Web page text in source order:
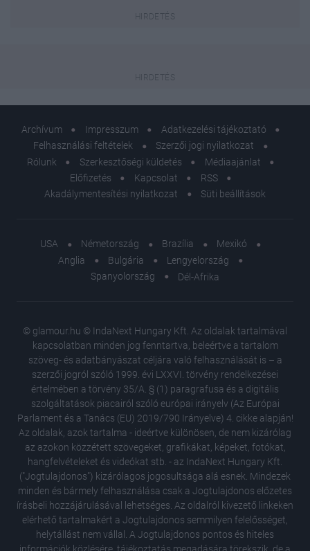
Archívum Impresszum
Adatkezelési tájékoztató
Felhasználási feltételek
Szerzői jogi nyilatkozat
Rólunk
Szerkesztőségi küldetés
Médiaajánlat
Előfizetés
Kapcsolat
RSS
Akadálymentesítési nyilatkozat
Süti beállítások
USA Németország Brazília
Mexikó
Anglia
Bulgária
Lengyelország
Spanyolország
Dél-Afrika
© glamour.hu © IndaNext Hungary Kft. Az oldalak tartalmával
kapcsolatban minden jog fenntartva, beleértve a tartalom
szöveg- és adatbányászat céljára való felhasználását is – a
szerzői jogról szóló 1999. évi LXXVI. törvény rendelkezései
értelmében a törvény 35/A. § (1) paragrafusa és a digitális
szolgáltatások piacairól szóló európai irányelv (Az Európai
Parlament és a Tanács (EU) 2019/790 Irányelve) 4. cikke alapján!
Az oldalak, azok tartalma - ideértve különösen, de nem kizárólag
az azokon közzétett szövegeket, grafikákat, képeket, fotókat,
hangfelvételeket és videókat stb. - az IndaNext Hungary Kft.
("Jogtulajdonos") kizárólagos jogosultsága alá esnek. Mindezek
minden és bármely felhasználása csak a Jogtulajdonos előzetes
írásbeli hozzájárulásával lehetséges. Az oldalról kivezető linkeken
elérhető tartalmakért a Jogtulajdonos semmilyen felelősséget,
helytállást nem vállal. A Jogtulajdonos pontos és hiteles